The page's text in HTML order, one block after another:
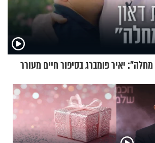
יאיר פומברג בסיפור חיים מעורר